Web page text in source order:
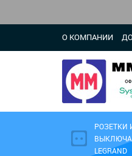
О КОМПАНИИ
РОЗЕТКИ
LEGRAND